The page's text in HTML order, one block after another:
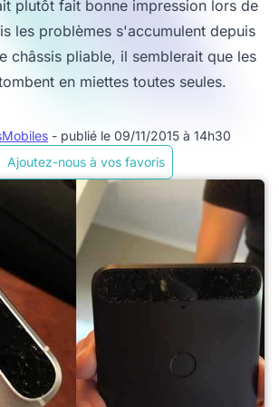
plutôt fait bonne impression lors de
les problèmes s'accumulent depuis
châssis pliable, il semblerait que les
en miettes toutes seules.
- publié le 09/11/2015 à 14h30
Ajoutez-nous à vos favoris